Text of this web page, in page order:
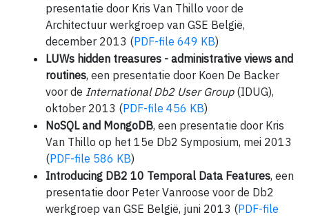
presentatie door Kris Van Thillo voor de
Architectuur werkgroep van GSE België,
december 2013 (PDF-file 649 KB)
LUWs hidden treasures - administrative views and
routines, een presentatie door Koen De Backer
voor de International Db2 User Group(IDUG),
oktober 2013 (PDF-file 456 KB)
NoSQL and MongoDB, een presentatie door Kris
Van Thillo op het 15e Db2 Symposium, mei 2013
(PDF-file 586 KB)
Introducing DB2 10 Temporal Data Features, een
presentatie door Peter Vanroose voor de Db2
werkgroep van GSE België, juni 2013 (PDF-file